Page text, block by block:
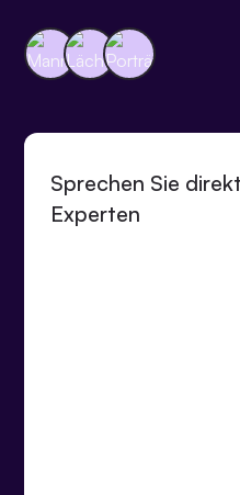
Sprechen Sie
Experten